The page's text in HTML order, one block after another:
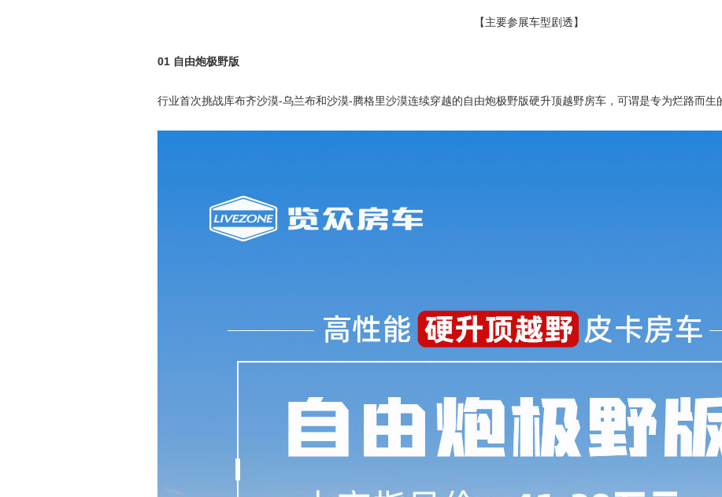
【主要参展车型剧透】
01 自由炮极野版
行业首次挑战库布齐沙漠-乌兰布和沙漠-腾格里沙漠连续穿越的自由炮极野版硬升顶越野房车，可谓是专为烂路而生